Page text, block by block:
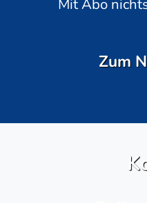
Mit Abo
Zum